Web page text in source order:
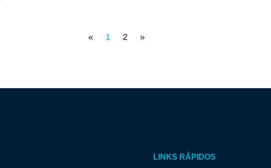
« 1 2 »
LINKS RÁPIDOS